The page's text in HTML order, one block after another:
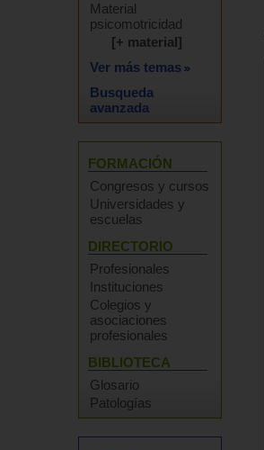
Material
psicomotricidad
[+ material]
Ver más temas
Busqueda
avanzada
FORMACIÓN
Congresos y cursos
Universidades y
escuelas
DIRECTORIO
Profesionales
Instituciones
Colegios y
asociaciones
profesionales
BIBLIOTECA
Glosario
Patologías